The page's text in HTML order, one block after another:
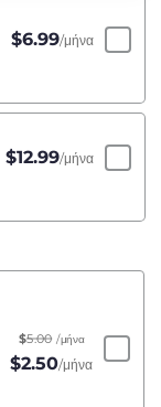
$6.99/μήνα
$12.99/μήνα
$5.00 /μήνα
$2.50/μήνα